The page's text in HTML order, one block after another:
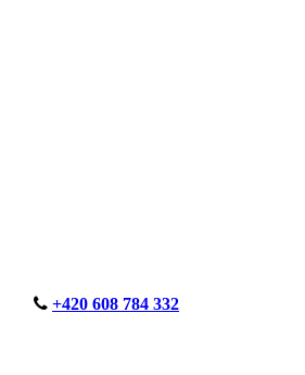
+420 608 784 332